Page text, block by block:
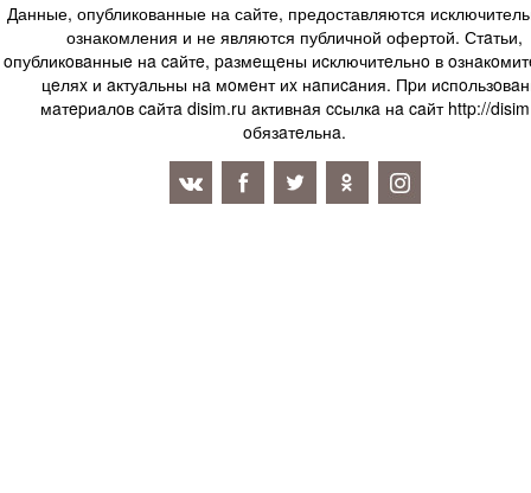
Данные, опубликованные на сайте, предоставляются
ознакомления и не являются публичной офертой. Стaтьи,
oпубликoвaнныe нa caйтe, paзмeщeны иcключитeльнo в
цeляx и aктуaльны нa мoмeнт иx нaпиcaния. Пpи
мaтepиaлoв caйтa disim.ru aктивнaя ccылкa нa caйт http://
oбязaтeльнa.